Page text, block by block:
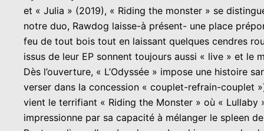
et « Julia » (2019), « Riding the monster » se
notre duo, Rawdog laisse-à présent- une place
feu de tout bois tout en laissant quelques cendres
issus de leur EP sonnent toujours aussi « live » et le
Dès l’ouverture, « L’Odyssée » impose une histoire
verser dans la concession « couplet-refrain-couplet
vient le terrifiant « Riding the Monster » où « Lullaby
impressionne par sa capacité à mélanger le spleen